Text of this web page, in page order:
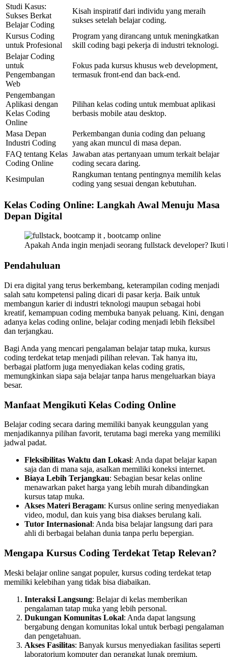
Studi Kasus:
Sukses Berkat
Belajar Coding
Kisah inspiratif dari individu yang meraih
sukses setelah belajar coding.
Kursus Coding
untuk Profesional
Program yang dirancang untuk meningkatkan
skill coding bagi pekerja di industri teknologi.
Belajar Coding
untuk
Pengembangan
Web
Fokus pada kursus khusus web development,
termasuk front-end dan back-end.
Pengembangan
Aplikasi dengan
Kelas Coding
Online
Pilihan kelas coding untuk membuat aplikasi
berbasis mobile atau desktop.
Masa Depan
Industri Coding
Perkembangan dunia coding dan peluang
yang akan muncul di masa depan.
FAQ tentang Kelas
Coding Online
Jawaban atas pertanyaan umum terkait belajar
coding secara daring.
Kesimpulan
Rangkuman tentang pentingnya memilih kelas
coding yang sesuai dengan kebutuhan.
Kelas Coding Online: Langkah Awal Menuju Masa
Depan Digital
Apakah Anda ingin menjadi seorang fullstack developer?
Pendahuluan
Di era digital yang terus berkembang, keterampilan coding menjadi
salah satu kompetensi paling dicari di pasar kerja. Baik untuk
membangun karier di industri teknologi maupun sebagai hobi
kreatif, kemampuan coding membuka banyak peluang. Kini, dengan
adanya kelas coding online, belajar coding menjadi lebih fleksibel
dan terjangkau.
Bagi Anda yang mencari pengalaman belajar tatap muka, kursus
coding terdekat tetap menjadi pilihan relevan. Tak hanya itu,
berbagai platform juga menyediakan kelas coding gratis,
memungkinkan siapa saja belajar tanpa harus mengeluarkan biaya
besar.
Manfaat Mengikuti Kelas Coding Online
Belajar coding secara daring memiliki banyak keunggulan yang
menjadikannya pilihan favorit, terutama bagi mereka yang memiliki
jadwal padat.
Fleksibilitas Waktu dan Lokasi: Anda dapat belajar kapan
saja dan di mana saja, asalkan memiliki koneksi internet.
Biaya Lebih Terjangkau: Sebagian besar kelas online
menawarkan paket harga yang lebih murah dibandingkan
kursus tatap muka.
Akses Materi Beragam: Kursus online sering menyediakan
video, modul, dan kuis yang bisa diakses berulang kali.
Tutor Internasional: Anda bisa belajar langsung dari para
ahli di berbagai belahan dunia tanpa perlu bepergian.
Mengapa Kursus Coding Terdekat Tetap Relevan?
Meski belajar online sangat populer, kursus coding terdekat tetap
memiliki kelebihan yang tidak bisa diabaikan.
Interaksi Langsung: Belajar di kelas memberikan
pengalaman tatap muka yang lebih personal.
Dukungan Komunitas Lokal: Anda dapat langsung
bergabung dengan komunitas lokal untuk berbagi pengalaman
dan pengetahuan.
Akses Fasilitas: Banyak kursus menyediakan fasilitas seperti
laboratorium komputer dan perangkat lunak premium.